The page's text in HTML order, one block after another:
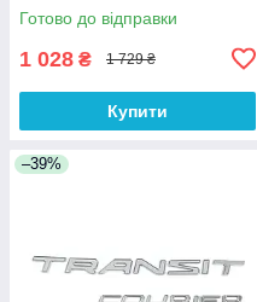
Готово до відправки
1 028 ₴ 1 729 ₴
Купити
–39%